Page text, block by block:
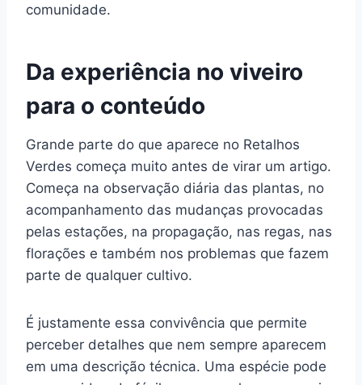
comunidade.
Da experiência no viveiro
para o conteúdo
Grande parte do que aparece no Retalhos
Verdes começa muito antes de virar um artigo.
Começa na observação diária das plantas, no
acompanhamento das mudanças provocadas
pelas estações, na propagação, nas regas, nas
florações e também nos problemas que fazem
parte de qualquer cultivo.
É justamente essa convivência que permite
perceber detalhes que nem sempre aparecem
em uma descrição técnica. Uma espécie pode